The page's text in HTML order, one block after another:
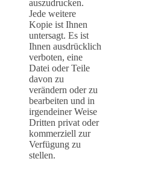
auszudrucken.
Jede weitere
Kopie ist Ihnen
untersagt. Es ist
Ihnen ausdrücklich
verboten, eine
Datei oder Teile
davon zu
verändern oder zu
bearbeiten und in
irgendeiner Weise
Dritten privat oder
kommerziell zur
Verfügung zu
stellen.